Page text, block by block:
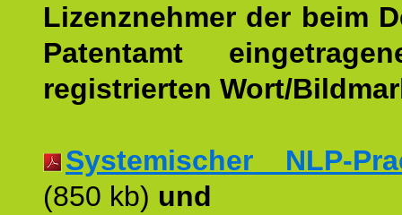
Lizenznehmer der beim
Patentamt
registrierten Wort/
Systemischer NLP-
(850 kb) und